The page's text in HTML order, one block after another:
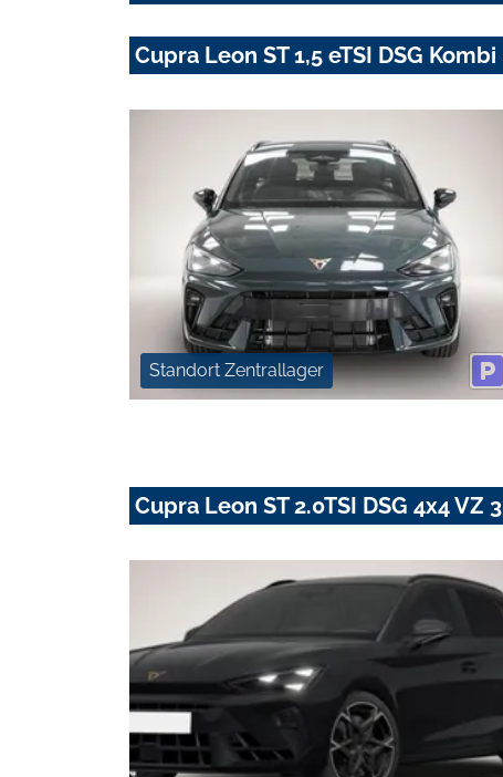
Cupra Leon ST 1,5 eTSI DSG Kombi
Standort Zentrallager
Cupra Leon ST 2.0TSI DSG 4x4 VZ